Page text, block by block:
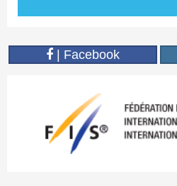
| Facebook